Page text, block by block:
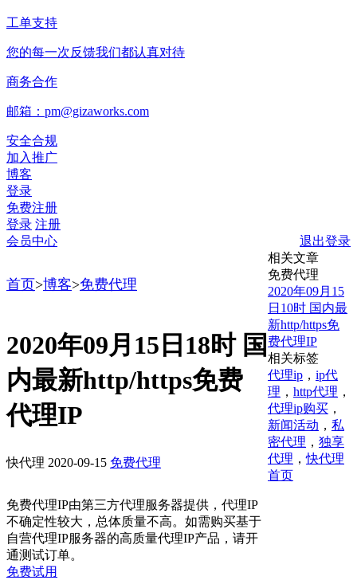
工单支持
您的每一次反馈我们都认真对待
商务合作
邮箱：pm@gizaworks.com
安全合规
加入推广
博客
登录
免费注册
登录 注册
会员中心
退出登录
首页>博客>免费代理
2020年09月15日18时 国
内最新http/https免费
代理IP
快代理 2020-09-15 免费代理
免费代理IP由第三方代理服务器提供，代理IP
不确定性较大，总体质量不高。如需购买基于
自营代理IP服务器的高质量代理IP产品，请开
通测试订单。
免费试用
相关文章
免费代理
2020年09月15
日10时 国内最
新http/https免
费代理IP
相关标签
代理ip ， ip代
理 ， http代理 ，
代理ip购买 ，
新闻活动 ， 私
密代理 ， 独享
代理 ，快代理
首页